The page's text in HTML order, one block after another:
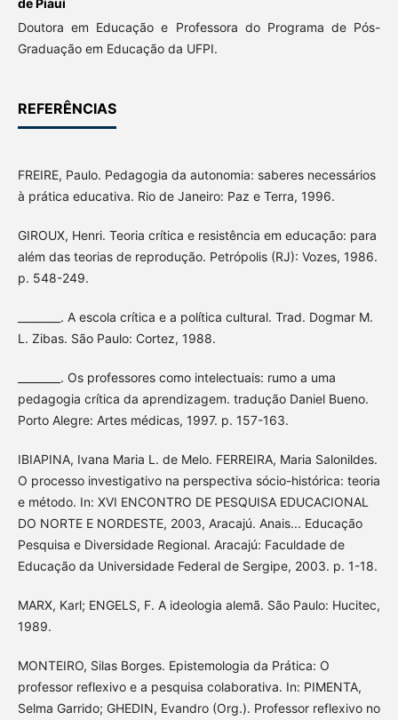
de Piauí
Doutora em Educação e Professora do Programa de Pós-
Graduação em Educação da UFPI.
REFERÊNCIAS
FREIRE, Paulo. Pedagogia da autonomia: saberes necessários
à prática educativa. Rio de Janeiro: Paz e Terra, 1996.
GIROUX, Henri. Teoria crítica e resistência em educação: para
além das teorias de reprodução. Petrópolis (RJ): Vozes, 1986.
p. 548-249.
________. A escola crítica e a política cultural. Trad. Dogmar M.
L. Zibas. São Paulo: Cortez, 1988.
________. Os professores como intelectuais: rumo a uma
pedagogia crítica da aprendizagem. tradução Daniel Bueno.
Porto Alegre: Artes médicas, 1997. p. 157-163.
IBIAPINA, Ivana Maria L. de Melo. FERREIRA, Maria Salonildes.
O processo investigativo na perspectiva sócio-histórica: teoria
e método. In: XVI ENCONTRO DE PESQUISA EDUCACIONAL
DO NORTE E NORDESTE, 2003, Aracajú. Anais... Educação
Pesquisa e Diversidade Regional. Aracajú: Faculdade de
Educação da Universidade Federal de Sergipe, 2003. p. 1-18.
MARX, Karl; ENGELS, F. A ideologia alemã. São Paulo: Hucitec,
1989.
MONTEIRO, Silas Borges. Epistemologia da Prática: O
professor reflexivo e a pesquisa colaborativa. In: PIMENTA,
Selma Garrido; GHEDIN, Evandro (Org.). Professor reflexivo no